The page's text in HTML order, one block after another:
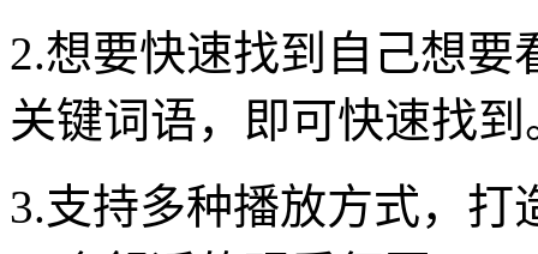
2.想要快速找到自己想
关键词语，即可快速找到
3.支持多种播放方式，